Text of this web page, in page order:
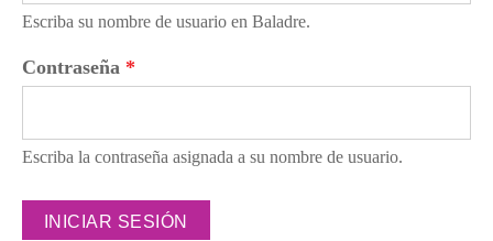
Escriba su nombre de usuario en Baladre.
Contraseña *
Escriba la contraseña asignada a su nombre de usuario.